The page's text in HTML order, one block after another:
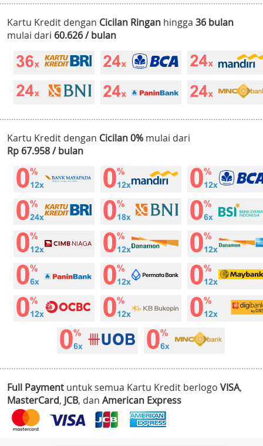
Kartu Kredit dengan Cicilan Ringan hingga 36 bulan
mulai dari 60.626 / bulan
Kartu Kredit dengan Cicilan 0% mulai dari
Rp 67.958 / bulan
Full Payment untuk semua Kartu Kredit berlogo VISA,
MasterCard, JCB, dan American Express